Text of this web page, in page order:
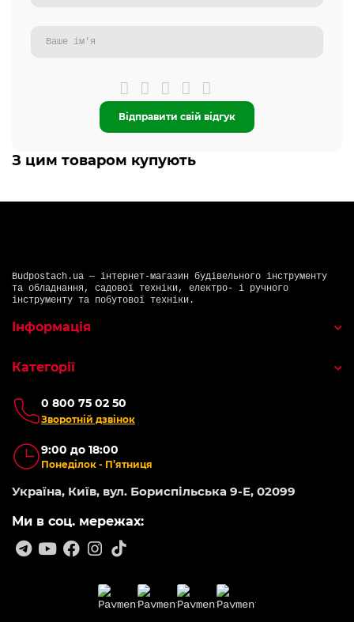
Відправити свій відгук
З цим товаром купують
Budpostach.ua — інтернет-магазин будівельного інструменту
та обладнання, садової техніки, електро- і ручного
інструменту та побутової техніки.
0 800 75 02 50
Зворотній дзвінок
9:00 до 18:00
Понеділок - П’ятниця
Україна, Київ, вул. Бориспільська 9-Е, 02099
Ми в соц. мережах:
Інформація
Категорії